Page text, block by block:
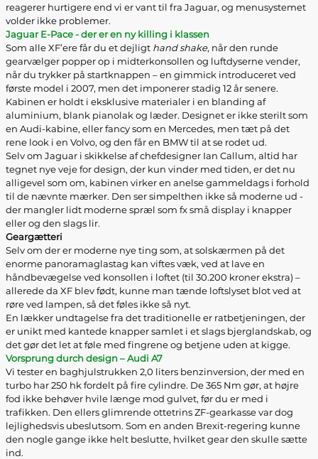
reagerer hurtigere end vi er vant til fra Jaguar, og menusystemet
volder ikke problemer.
Jaguar E-Pace - der er en ny killing i klassen
Som alle XF’ere får du et dejligt hand shake, når den runde
gearvælger popper op i midterkonsollen og luftdyserne vender,
når du trykker på startknappen – en gimmick introduceret ved
første model i 2007, men det imponerer stadig 12 år senere.
Kabinen er holdt i eksklusive materialer i en blanding af
aluminium, blank pianolak og læder. Designet er ikke sterilt som
en Audi-kabine, eller fancy som en Mercedes, men tæt på det
rene look i en Volvo, og den får en BMW til at se rodet ud.
Selv om Jaguar i skikkelse af chefdesigner Ian Callum, altid har
tegnet nye veje for design, der kun vinder med tiden, er det nu
alligevel som om, kabinen virker en anelse gammeldags i forhold
til de nævnte mærker. Den ser simpelthen ikke så moderne ud -
der mangler lidt moderne spræl som fx små display i knapper
eller og den slags lir.
Geargætteri
Selv om der er moderne nye ting som, at solskærmen på det
enorme panoramaglastag kan viftes væk, ved at lave en
håndbevægelse ved konsollen i loftet (til 30.200 kroner ekstra) –
allerede da XF blev født, kunne man tænde loftslyset blot ved at
røre ved lampen, så det føles ikke så nyt.
En lækker undtagelse fra det traditionelle er ratbetjeningen, der
er unikt med kantede knapper samlet i et slags bjerglandskab, og
det gør det let at føle med fingrene og betjene uden at kigge.
Vorsprung durch design – Audi A7
Vi tester en baghjulstrukken 2,0 liters benzinversion, der med en
turbo har 250 hk fordelt på fire cylindre. De 365 Nm gør, at højre
fod ikke behøver hvile længe mod gulvet, før du er med i
trafikken. Den ellers glimrende ottetrins ZF-gearkasse var dog
lejlighedsvis ubeslutsom. Som en anden Brexit-regering kunne
den nogle gange ikke helt beslutte, hvilket gear den skulle sætte
ind.